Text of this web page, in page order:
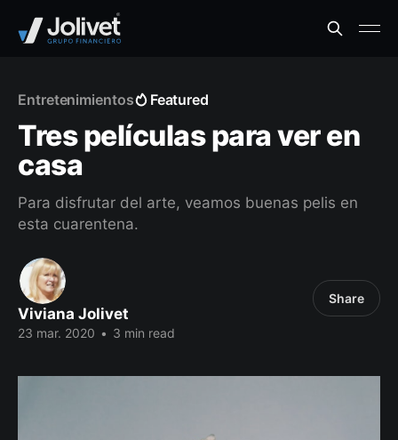
Entretenimientos Featured
Tres películas para ver en
casa
Para disfrutar del arte, veamos buenas pelis en
esta cuarentena.
Viviana Jolivet
23 mar. 2020 • 3 min read
Share